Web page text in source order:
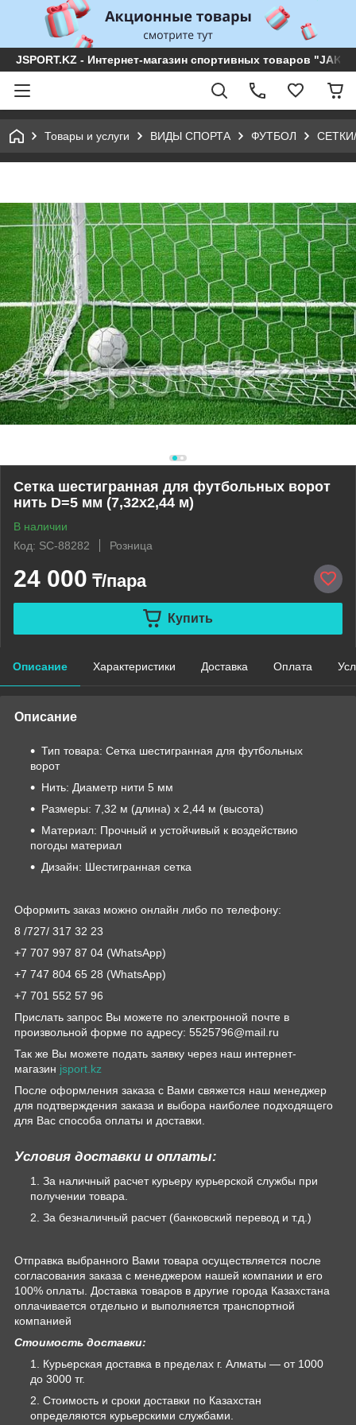
JSPORT.KZ - Интернет-магазин спортивных товаров
Товары и услуги ВИДЫ СПОРТА ФУТБОЛ
Сетка шестигранная для футбольных ворот
нить D=5 мм (7,32х2,44 м)
В наличии
Код: SC-88282
Розница
24 000 ₸/пара
Купить
Описание Характеристики Доставка Оплата
Описание
Тип товара: Сетка шестигранная для футбольных
ворот
Нить: Диаметр нити 5 мм
Размеры: 7,32 м (длина) х 2,44 м (высота)
Материал: Прочный и устойчивый к воздействию
погоды материал
Дизайн: Шестигранная сетка
Оформить заказ можно онлайн либо по телефону:
8 /727/ 317 32 23
+7 707 997 87 04 (WhatsApp)
+7 747 804 65 28 (WhatsApp)
+7 701 552 57 96
Прислать запрос Вы можете по электронной почте в
произвольной форме по адресу: 5525796@mail.ru
Так же Вы можете подать заявку через наш интернет-
магазин jsport.kz
После оформления заказа с Вами свяжется наш менеджер
для подтверждения заказа и выбора наиболее подходящего
для Вас способа оплаты и доставки.
Условия доставки и оплаты:
За наличный расчет курьеру курьерской службы при
получении товара.
За безналичный расчет (банковский перевод и т.д.)
Отправка выбранного Вами товара осуществляется после
согласования заказа с менеджером нашей компании и его
100% оплаты. Доставка товаров в другие города Казахстана
оплачивается отдельно и выполняется транспортной
компанией
Стоимость доставки:
Курьерская доставка в пределах г. Алматы — от 1000
до 3000 тг.
Стоимость и сроки доставки по Казахстан
определяются курьерскими службами.